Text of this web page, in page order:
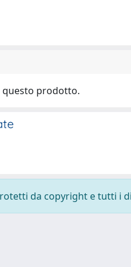
questo prodotto.
da copyright e tutti i